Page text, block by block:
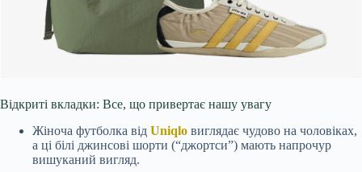
Відкриті вкладки: Все, що привертає нашу увагу
Жіноча футболка від Uniqlo виглядає чудово на чоловіках,
а ці білі джинсові шорти (“джортси”) мають напрочур
вишуканий вигляд.